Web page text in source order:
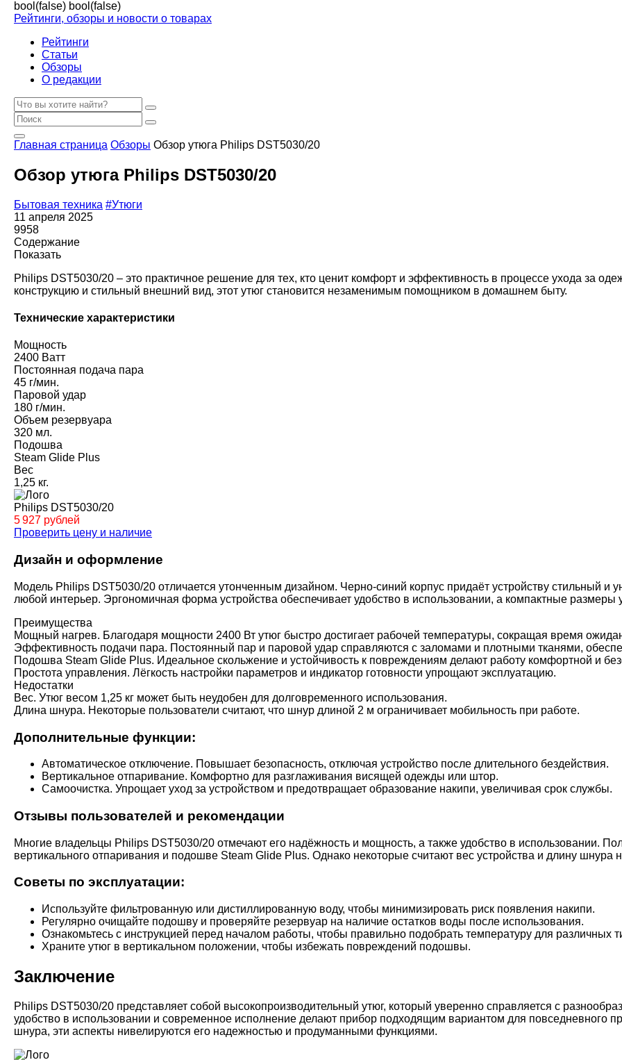
bool(false) bool(false)
Рейтинги, обзоры и новости о товарах
Рейтинги
Статьи
Обзоры
О редакции
Главная страница Обзоры Обзор утюга Philips DST5030/20
Обзор утюга Philips DST5030/20
Бытовая техника #Утюги
11 апреля 2025
9958
Содержание
Показать
Philips DST5030/20 – это практичное решение для тех, кто ценит комфорт и эффективность в процессе ухода за
конструкцию и стильный внешний вид, этот утюг становится незаменимым помощником в домашнем быту.
Технические характеристики
Мощность
2400 Ватт
Постоянная подача пара
45 г/мин.
Паровой удар
180 г/мин.
Объем резервуара
320 мл.
Подошва
Steam Glide Plus
Вес
1,25 кг.
Philips DST5030/20
5 927 рублей
Проверить цену и наличие
Дизайн и оформление
Модель Philips DST5030/20 отличается утонченным дизайном. Черно-синий корпус придаёт устройству стильный и
любой интерьер. Эргономичная форма устройства обеспечивает удобство в использовании, а компактные
Преимущества
Мощный нагрев. Благодаря мощности 2400 Вт утюг быстро достигает рабочей температуры, сокращая время
Эффективность подачи пара. Постоянный пар и паровой удар справляются с заломами и плотными тканями,
Подошва Steam Glide Plus. Идеальное скольжение и устойчивость к повреждениям делают работу комфортной и
Простота управления. Лёгкость настройки параметров и индикатор готовности упрощают эксплуатацию.
Недостатки
Вес. Утюг весом 1,25 кг может быть неудобен для долговременного использования.
Длина шнура. Некоторые пользователи считают, что шнур длиной 2 м ограничивает мобильность при работе.
Дополнительные функции:
Автоматическое отключение. Повышает безопасность, отключая устройство после длительного бездействия.
Вертикальное отпаривание. Комфортно для разглаживания висящей одежды или штор.
Самоочистка. Упрощает уход за устройством и предотвращает образование накипи, увеличивая срок службы.
Отзывы пользователей и рекомендации
Многие владельцы Philips DST5030/20 отмечают его надёжность и мощность, а также удобство в использовании.
вертикального отпаривания и подошве Steam Glide Plus. Однако некоторые считают вес устройства и длину шнура
Советы по эксплуатации:
Используйте фильтрованную или дистиллированную воду, чтобы минимизировать риск появления накипи.
Регулярно очищайте подошву и проверяйте резервуар на наличие остатков воды после использования.
Ознакомьтесь с инструкцией перед началом работы, чтобы правильно подобрать температуру для различных
Храните утюг в вертикальном положении, чтобы избежать повреждений подошвы.
Заключение
Philips DST5030/20 представляет собой высокопроизводительный утюг, который уверенно справляется с
удобство в использовании и современное исполнение делают прибор подходящим вариантом для повседневного
шнура, эти аспекты нивелируются его надежностью и продуманными функциями.